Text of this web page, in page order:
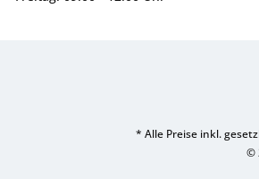
* Alle Preise inkl.
©